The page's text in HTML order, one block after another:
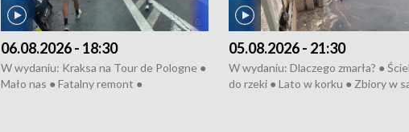
06.08.2026 - 18:30
W wydaniu: Kraksa na Tour de Pologne ●
Mało nas ● Fatalny remont ●
05.08.2026 - 21:30
W wydaniu: Dlaczego zmarła? ●
do rzeki ● Lato w korku ● Zbiory w